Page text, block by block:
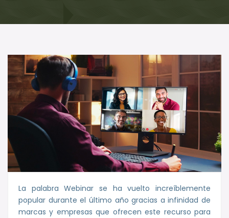
La palabra Webinar se ha vuelto increíblemente
popular durante el último año gracias a infinidad de
marcas y empresas que ofrecen este recurso para